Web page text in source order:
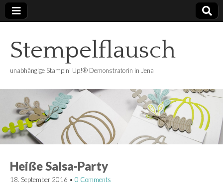
Stempelflausch
unabhängige Stampin' Up!® Demonstratorin in Jena
Heiße Salsa-Party
18. September 2016 • 0 Comments